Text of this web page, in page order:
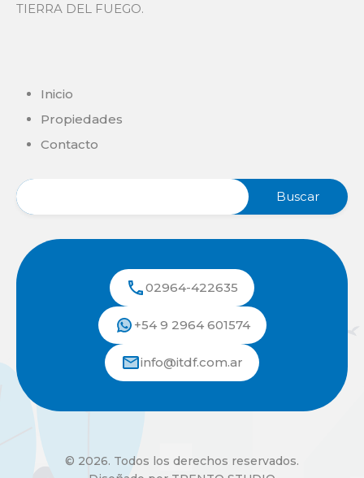
TIERRA DEL FUEGO.
Inicio
Propiedades
Contacto
02964-422635
+54 9 2964 601574
info@itdf.com.ar
© 2026. Todos los derechos reservados.